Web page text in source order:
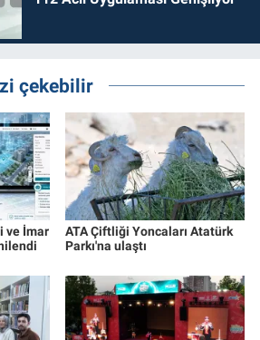
çekebilir
ve İmar
ATA Çiftliği Yoncaları Atatürk
Parkı'na ulaştı